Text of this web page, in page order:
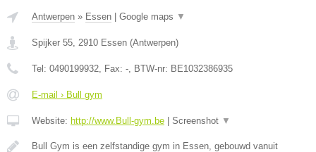
Antwerpen » Essen Google maps ▼
Spijker 55, 2910 Essen (Antwerpen)
Tel: 0490199932, Fax: -, BTW-nr: BE1032386935
E-mail › Bull gym
Website: http://www.Bull-gym.be Screenshot ▼
Bull Gym is een zelfstandige gym in Essen, gebouwd vanuit